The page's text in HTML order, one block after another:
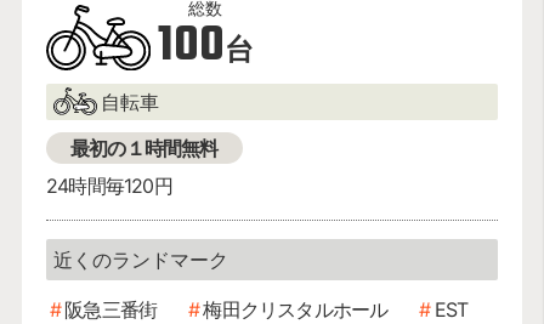
100台
自転車
最初の１時間無料
24時間毎120円
阪急三番街 梅田クリスタルホール
EST